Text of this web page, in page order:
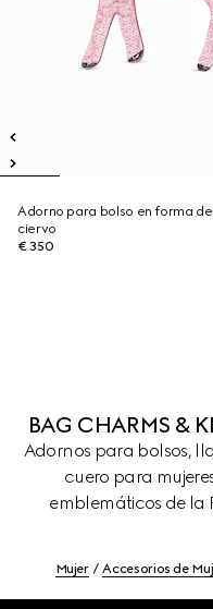
Adorno para bolso en forma de
ciervo
€ 350
BAG CHARMS &
Adornos para bolsos,
cuero para
emblemáticos de la
Mujer Accesorios de